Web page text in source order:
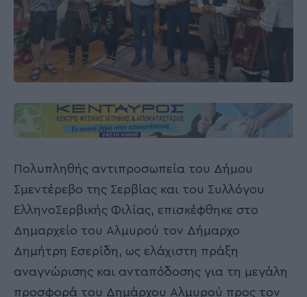
Πολυπληθής αντιπροσωπεία του Δήμου
Σμεντέρεβο της Σερβίας και του Συλλόγου
ΕλληνοΣερβικής Φιλίας, επισκέφθηκε στο
Δημαρχείο του Αλμυρού τον Δήμαρχο
Δημήτρη Εσερίδη, ως ελάχιστη πράξη
αναγνώρισης και ανταπόδοσης για τη μεγάλη
προσφορά του Δημάρχου Αλμυρού προς τον